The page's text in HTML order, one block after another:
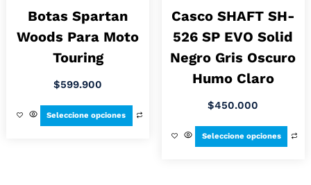
Botas Spartan
Woods Para Moto
Touring
$599.900
Seleccione opciones
Casco SHAFT SH-
526 SP EVO Solid
Negro Gris Oscuro
Humo Claro
$450.000
Seleccione opciones